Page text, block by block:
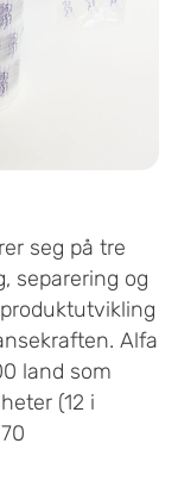
seg på tre
separering og
Alfa
land som
(12 i